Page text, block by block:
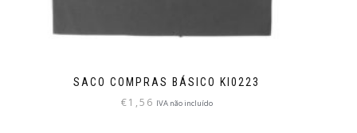
SACO COMPRAS BÁSICO KI0223
€1,56 IVA não incluído